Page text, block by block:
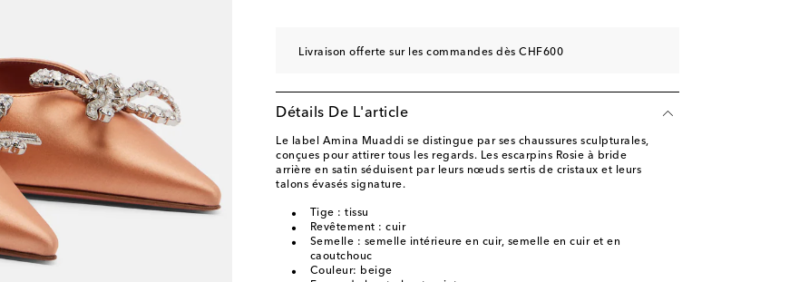
Ajouter à la Wishlist
Livraison offerte sur les commandes dès CHF600
Détails De L'article
Le label Amina Muaddi se distingue par ses chaussures sculpturales,
conçues pour attirer tous les regards. Les escarpins Rosie à bride
arrière en satin séduisent par leurs nœuds sertis de cristaux et leurs
talons évasés signature.
Tige : tissu
Revêtement : cuir
Semelle : semelle intérieure en cuir, semelle en cuir et en
caoutchouc
Couleur: beige